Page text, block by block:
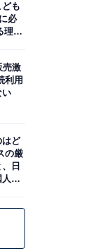
も
必
理想
売激
利用
い
はど
の厳
日
政